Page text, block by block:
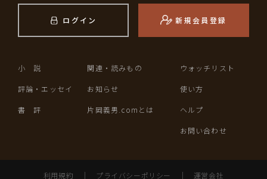
ログイン 新規会員登録
小 説
評論・エッセイ
書 評
関連・読みもの
お知らせ
片岡義男.comとは
ウォッチリスト
使い方
ヘルプ
お問い合わせ
利用規約 ｜ プライバシーポリシー ｜ 運営会社